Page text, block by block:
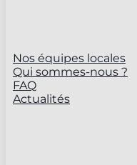
Nos équipes locales
Qui sommes-nous ?
FAQ
Actualités